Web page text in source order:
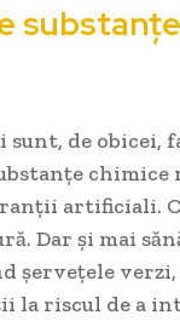
sunt, de obicei,
chimice
artificiali.
Dar și mai
șervețele
la riscul de a